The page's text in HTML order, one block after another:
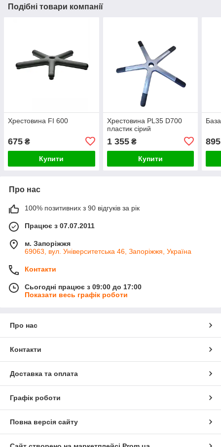
Подібні товари компанії
Хрестовина FI 600
675 ₴
Купити
Хрестовина PL35 D700
пластик сірий
1 355₴
Купити
895
Про нас
100% позитивних з 90 відгуків за рік
Працює з 07.07.2011
м. Запоріжжя
69063, вул. Університетська 46, Запоріжжя, Україна
Контакти
Сьогодні працює з 09:00 до 17:00
Показати весь графік роботи
Про нас
Контакти
Доставка та оплата
Графік роботи
Повна версія сайту